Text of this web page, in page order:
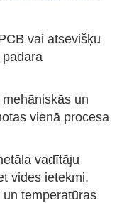
vai atsevišķu
un
vienā procesa
vadītāju
vides ietekmi,
temperatūras